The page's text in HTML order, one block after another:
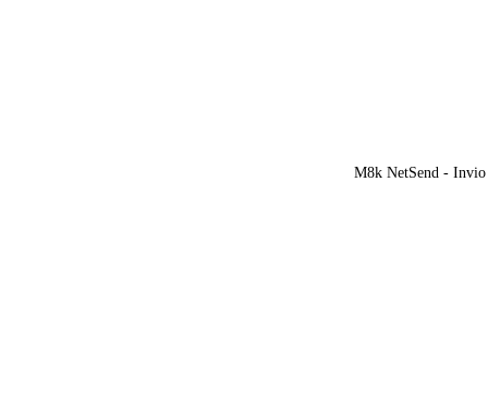
M8k NetSend - Invio